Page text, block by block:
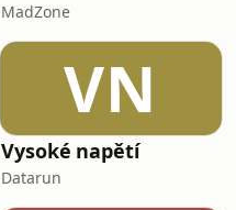
MadZone
VN
Vysoké napětí
Datarun